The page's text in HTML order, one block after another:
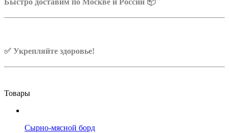
✅ Укрепляйте здоровье!
Товары
Сырно-мясной борд